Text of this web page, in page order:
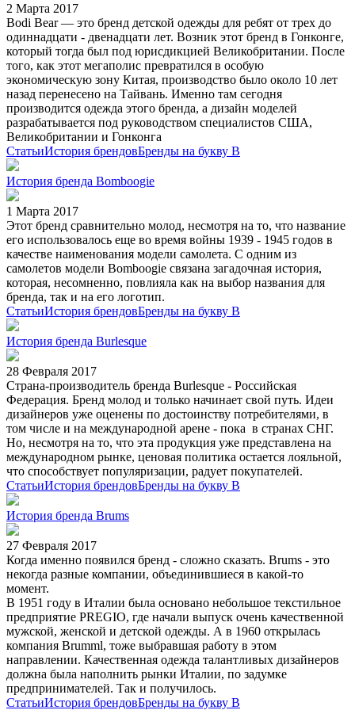
2 Марта 2017
Bodi Bear — это бренд детской одежды для ребят от трех до
одиннадцати - двенадцати лет. Возник этот бренд в Гонконге,
который тогда был под юрисдикцией Великобритании. После
того, как этот мегаполис превратился в особую
экономическую зону Китая, производство было около 10 лет
назад перенесено на Тайвань. Именно там сегодня
производится одежда этого бренда, а дизайн моделей
разрабатывается под руководством специалистов США,
Великобритании и Гонконга
СтатьиИстория брендовБренды на букву B
История бренда Bomboogie
1 Марта 2017
Этот бренд сравнительно молод, несмотря на то, что название
его использовалось еще во время войны 1939 - 1945 годов в
качестве наименования модели самолета. С одним из
самолетов модели Bomboogie связана загадочная история,
которая, несомненно, повлияла как на выбор названия для
бренда, так и на его логотип.
СтатьиИстория брендовБренды на букву B
История бренда Burlesque
28 Февраля 2017
Страна-производитель бренда Burlesque - Российская
Федерация. Бренд молод и только начинает свой путь. Идеи
дизайнеров уже оценены по достоинству потребителями, в
том числе и на международной арене - пока в странах СНГ.
Но, несмотря на то, что эта продукция уже представлена на
международном рынке, ценовая политика остается лояльной,
что способствует популяризации, радует покупателей.
СтатьиИстория брендовБренды на букву B
История бренда Brums
27 Февраля 2017
Когда именно появился бренд - сложно сказать. Brums - это
некогда разные компании, объединившиеся в какой-то
момент.
В 1951 году в Италии была основано небольшое текстильное
предприятие PREGIO, где начали выпуск очень качественной
мужской, женской и детской одежды. А в 1960 открылась
компания Brumml, тоже выбравшая работу в этом
направлении. Качественная одежда талантливых дизайнеров
должна была наполнить рынки Италии, по задумке
предпринимателей. Так и получилось.
СтатьиИстория брендовБренды на букву B